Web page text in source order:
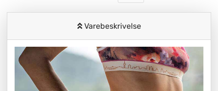
Varebeskrivelse